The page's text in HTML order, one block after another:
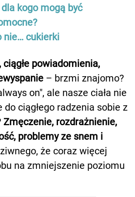
kogo mogą być
nie… cukierki
powiadomienia,
– brzmi znajomo?
on", ale nasze ciała nie
do ciągłego radzenia sobie z
Zmęczenie, rozdrażnienie,
problemy ze snem i
że coraz więcej
na zmniejszenie poziomu